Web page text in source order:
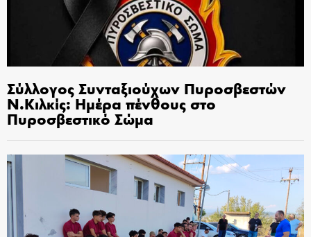
Σύλλογος Συνταξιούχων Πυροσβεστών
Ν.Κιλκίς: Ημέρα πένθους στο
Πυροσβεστικό Σώμα